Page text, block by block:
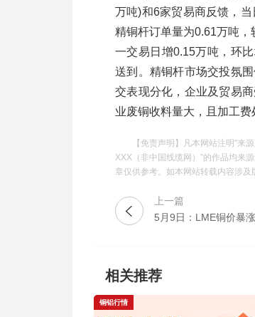
万吨)和6家贸易商反馈，
精铜杆订单量为0.61万吨
一交易日增0.15万吨，环
送到。精铜杆市场交投氛
交表现分化，企业及贸易
业废铜收料量大，且加工费
【免责声明】凡本网站注明"来
XXX（非中国线缆网）”的作品均来
章仅供参考。如本网站转载内容涉
上一篇
5月9日：LME铜价暴
相关推荐
铜铝行情